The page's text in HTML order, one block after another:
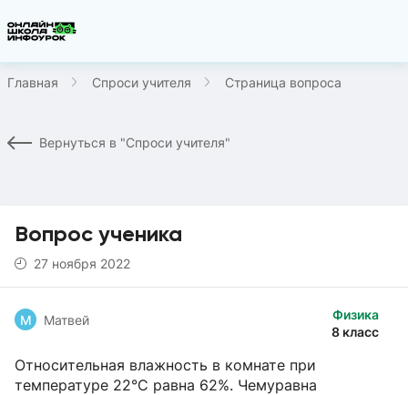
Главная Спроси учителя Страница вопроса
Вернуться в "Спроси учителя"
Вопрос ученика
27 ноября 2022
Физика
8 класс
М Матвей
Относительная влажность в комнате при
температуре 22°C равна 62%. Чемуравна